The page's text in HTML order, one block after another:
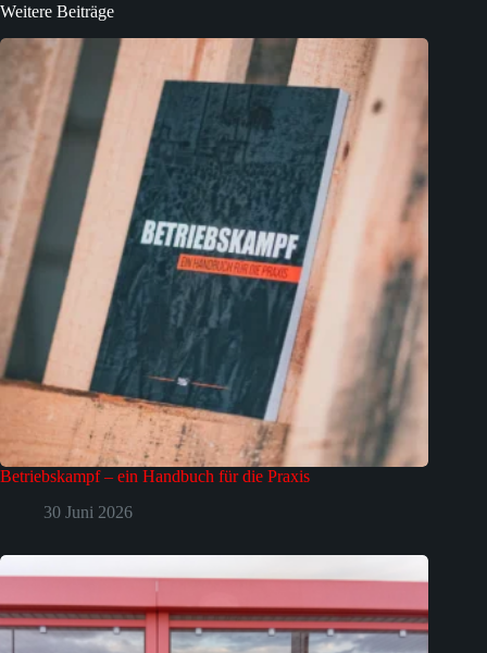
Weitere Beiträge
Betriebskampf – ein Handbuch für die Praxis
30 Juni 2026